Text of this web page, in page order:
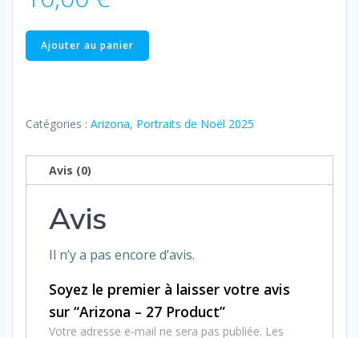
quantité
de
27
Ajouter au panier
Catégories : Arizona, Portraits de Noël 2025
Avis (0)
Avis
Il n’y a pas encore d’avis.
Soyez le premier à laisser votre avis
sur “Arizona – 27 Product”
Votre adresse e-mail ne sera pas publiée. Les